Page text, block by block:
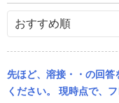
先ほど、溶接・・の回答
ください。 現時点で、